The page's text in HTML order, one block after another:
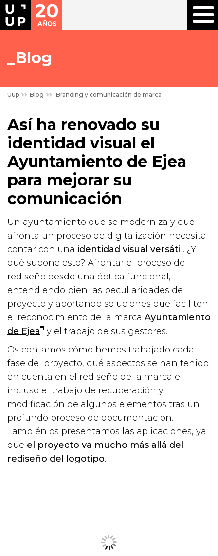
Blog
Uup Blog Branding y comunicación de marca
Así ha renovado su
identidad visual el
Ayuntamiento de Ejea
para mejorar su
comunicación
Un ayuntamiento que se moderniza y que
afronta un proceso de digitalización necesita
contar con una identidad visual versátil . ¿Y
qué supone esto? Afrontar el proceso de
rediseño desde una óptica funcional,
entendiendo bien las peculiaridades del
proyecto y aportando soluciones que faciliten
el reconocimiento de la marca Ayuntamiento
de Ejea
y el trabajo de sus gestores.
Os contamos cómo hemos trabajado cada
fase del proyecto, qué aspectos se han tenido
en cuenta en el rediseño de la marca e
incluso el trabajo de recuperación y
modificación de algunos elementos tras un
profundo proceso de documentación.
También os presentamos las aplicaciones, ya
que el proyecto va mucho más allá del
rediseño del logotipo.